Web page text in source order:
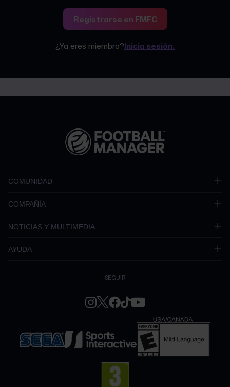
Registrarse en FMFC
¿Ya eres miembro?Inicia sesión.
COMUNIDAD
COMPAÑÍA
NOTICIAS Y MULTIMEDIA
AYUDA
SEGUIR